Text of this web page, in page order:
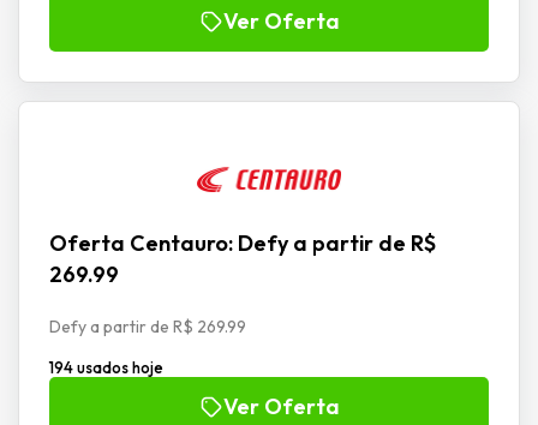
Ver Oferta
Oferta Centauro: Defy a partir de R$
269.99
Defy a partir de R$ 269.99
194 usados hoje
Ver Oferta